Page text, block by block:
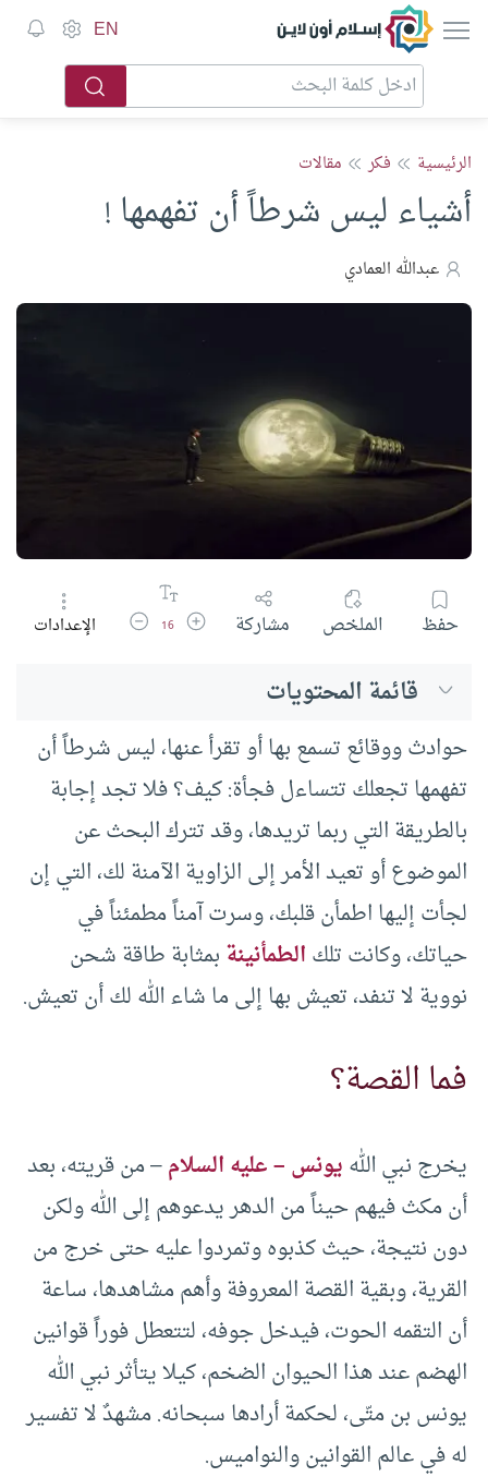
إسلام أون لاين EN
الرئيسية فكر مقالات
أشياء ليس شرطاً أن تفهمها !
عبدالله العمادي
حفظ الملخص مشاركة زيادة حجم الخط
16 تقليل حجم الخط
الإعدادات
قائمة المحتويات
حوادث ووقائع تسمع بها أو تقرأ عنها، ليس شرطاً أن
تفهمها تجعلك تتساءل فجأة: كيف؟ فلا تجد إجابة
بالطريقة التي ربما تريدها، وقد تترك البحث عن
الموضوع أو تعيد الأمر إلى الزاوية الآمنة لك، التي إن
لجأت إليها اطمأن قلبك، وسرت آمناً مطمئناً في
حياتك، وكانت تلكالطمأنينةبمثابة طاقة شحن
نووية لا تنفد، تعيش بها إلى ما شاء الله لك أن تعيش.
فما القصة؟
يخرج نبي اللهيونس – عليه السلام– من قريته، بعد
أن مكث فيهم حيناً من الدهر يدعوهم إلى الله ولكن
دون نتيجة، حيث كذبوه وتمردوا عليه حتى خرج من
القرية، وبقية القصة المعروفة وأهم مشاهدها، ساعة
أن التقمه الحوت، فيدخل جوفه، لتتعطل فوراً قوانين
الهضم عند هذا الحيوان الضخم، كيلا يتأثر نبي الله
يونس بن متّى، لحكمة أرادها سبحانه. مشهدٌ لا تفسير
له في عالم القوانين والنواميس.